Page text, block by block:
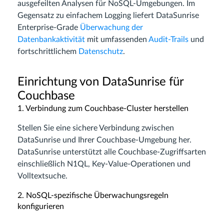
ausgefeilten Analysen für NoSQL-Umgebungen. Im
Gegensatz zu einfachem Logging liefert DataSunrise
Enterprise-Grade Überwachung der
Datenbankaktivität mit umfassenden Audit-Trails und
fortschrittlichem Datenschutz.
Einrichtung von DataSunrise für
Couchbase
1. Verbindung zum Couchbase-Cluster herstellen
Stellen Sie eine sichere Verbindung zwischen
DataSunrise und Ihrer Couchbase-Umgebung her.
DataSunrise unterstützt alle Couchbase-Zugriffsarten
einschließlich N1QL, Key-Value-Operationen und
Volltextsuche.
2. NoSQL-spezifische Überwachungsregeln
konfigurieren